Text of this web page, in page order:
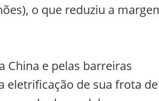
o que reduziu a
China e pelas barreiras
eletrificação de sua frota de